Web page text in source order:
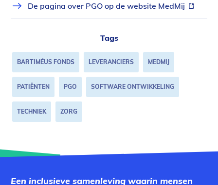
De pagina over PGO op de website MedMij (externe
link)
Tags
BARTIMÉUS FONDS LEVERANCIERS MEDMIJ
PATIËNTEN PGO SOFTWARE ONTWIKKELING
TECHNIEK ZORG
Een inclusieve samenleving waarin mensen